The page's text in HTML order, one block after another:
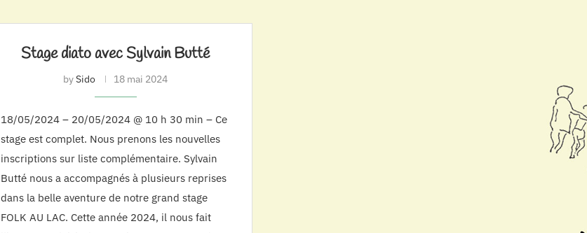
Stage diato avec Sylvain Butté
bySido 18 mai 2024
18/05/2024 – 20/05/2024 @ 10 h 30 min – Ce
stage est complet. Nous prenons les nouvelles
inscriptions sur liste complémentaire. Sylvain
Butté nous a accompagnés à plusieurs reprises
dans la belle aventure de notre grand stage
FOLK AU LAC. Cette année 2024, il nous fait